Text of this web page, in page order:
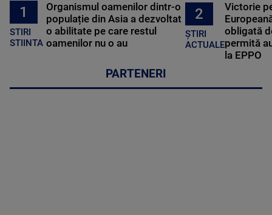
1
STIRI
STIINTA
Organismul oamenilor dintr-o
populație din Asia a dezvoltat
o abilitate pe care restul
oamenilor nu o au
2
ȘTIRI
ACTUALE
Victorie
obligată
permită
la EPPO
PARTENERI